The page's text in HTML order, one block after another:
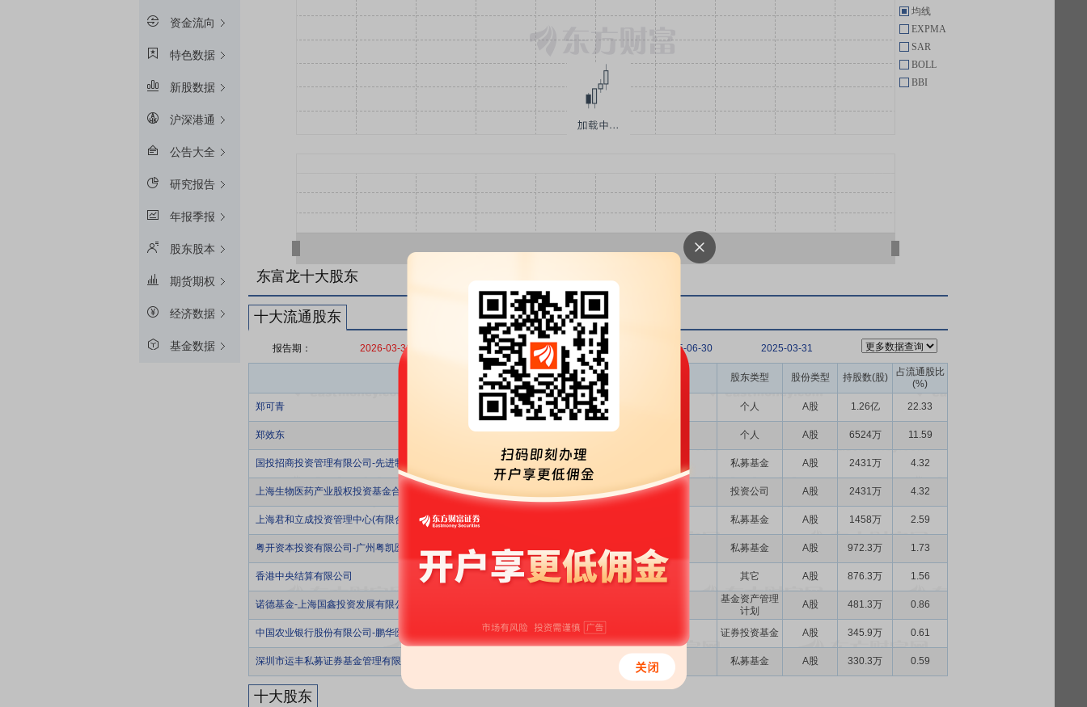
资金流向
特色数据
新股数据
沪深港通
公告大全
研究报告
年报季报
股东股本
期货期权
经济数据
基金数据
均线
EXPMA
SAR
BOLL
BBI
东富龙十大股东
十大流通股东
报告期： 2026-03-31 2025-12-31 2025-09-30 2025-06-30 2025-03-31
股东名称 股东类型 股份类型 持股数(股)
占流通股比
(%)
郑可青
个人 A股 1.26亿 22.33
郑效东 个人 A股 6524万 11.59
国投招商投资管理有限公司-先进制造产业投资基金二期(有限合伙) 私募基金 A股 2431万 4.32
上海生物医药产业股权投资基金合伙企业(有限合伙) 投资公司 A股 2431万 4.32
上海君和立成投资管理中心(有限合伙)-宁波君和同馨股权投资合伙企业(有限合伙) 私募基金 A股 1458万 2.59
粤开资本投资有限公司-广州粤凯医健股权投资合伙企业(有限合伙) 私募基金 A股 972.3万 1.73
香港中央结算有限公司 其它 A股 876.3万 1.56
诺德基金-上海国鑫投资发展有限公司-诺德基金浦江890号单一资产管理计划
基金资产管理
计划
A股 481.3万 0.86
中国农业银行股份有限公司-鹏华医药科技股票型证券投资基金 证券投资基金 A股 345.9万 0.61
深圳市运丰私募证券基金管理有限公司-运丰启胜私募证券投资基金 私募基金 A股 330.3万 0.59
十大股东